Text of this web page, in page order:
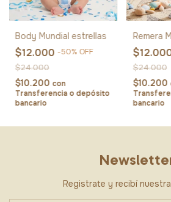
Body Mundial estrellas
$12.000 -50% OFF
$24.000
$10.200 con
Transferencia o depósito
bancario
Remera
$24.000
$10.200
bancario
Registrate y recibí